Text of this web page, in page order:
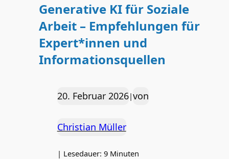
Generative KI für Soziale
Arbeit – Empfehlungen für
Expert*innen und
Informationsquellen
20. Februar 2026|von
Christian Müller
| Lesedauer: 9 Minuten